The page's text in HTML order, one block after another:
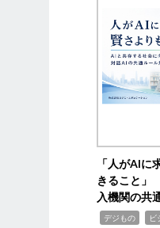
「人がAIに
きること」
入機関の共
デジもの ビ